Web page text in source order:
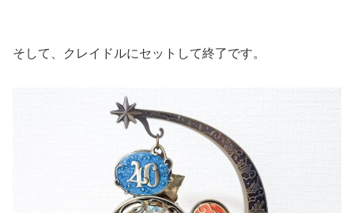
そして、クレイドルにセットして終了です。